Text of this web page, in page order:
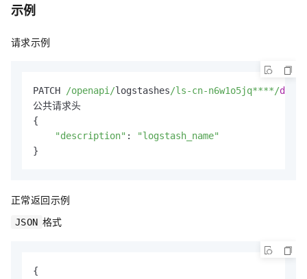
示例
请求示例
PATCH /openapi/logstashes/ls-cn-n6w1o5jq****/
公共请求头
{
"description" :
"logstash_name"
}
正常返回示例
JSON 格式
{